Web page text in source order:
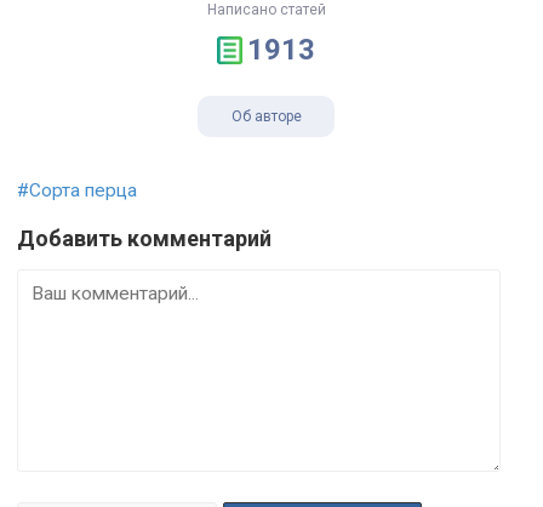
Написано статей
1913
Об авторе
#Сорта перца
Добавить комментарий